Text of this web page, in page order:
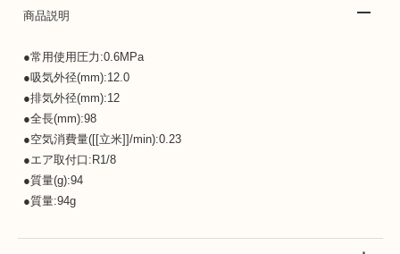
商品説明
●常用使用圧力:0.6MPa
●吸気外径(mm):12.0
●排気外径(mm):12
●全長(mm):98
●空気消費量([[立米]]/min):0.23
●エア取付口:R1/8
●質量(g):94
●質量:94g